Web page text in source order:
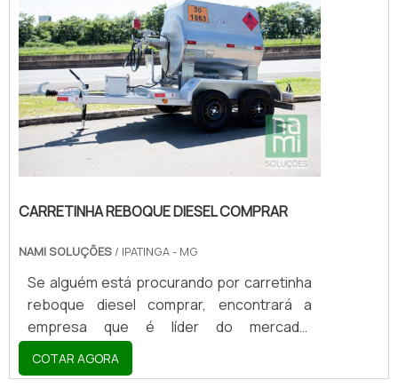
DE ABASTECIMENTOQuem quer encontrar
fabrica de carretinha reboque de
abastecimento inovadora, acha a Nami
Solucoes. É possível encontrar carr...
CARRETINHA REBOQUE DIESEL COMPRAR
NAMI SOLUÇÕES / IPATINGA - MG
Se alguém está procurando por carretinha
reboque diesel comprar, encontrará a
empresa que é líder do mercado.
Elaborando uma cotação na vitrine que se
chama Soluções Industriais e descobrindo
COTAR AGORA